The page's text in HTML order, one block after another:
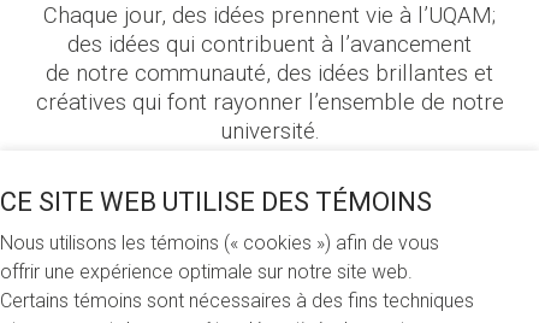
Chaque jour, des idées prennent vie à l’UQAM;
des idées qui contribuent à l’avancement
de notre communauté, des idées brillantes et
créatives qui font rayonner l’ensemble de notre
université.
Voici les projets en cours
Il n'y a aucune campagne active présentement
CE SITE WEB UTILISE DES TÉMOINS
Nous utilisons les témoins (« cookies ») afin de vous
offrir une expérience optimale sur notre site web.
Certains témoins sont nécessaires à des fins techniques